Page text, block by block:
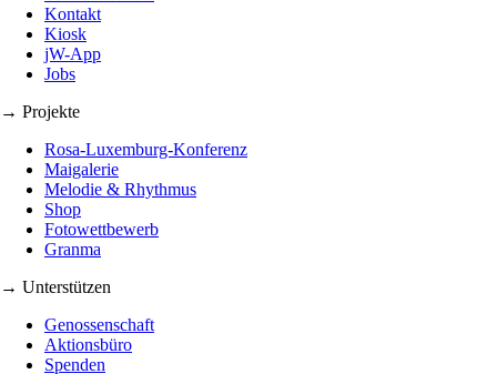
Kontakt
Kiosk
jW-App
Jobs
→ Projekte
Rosa-Luxemburg-Konferenz
Maigalerie
Melodie & Rhythmus
Shop
Fotowettbewerb
Granma
→ Unterstützen
Genossenschaft
Aktionsbüro
Spenden